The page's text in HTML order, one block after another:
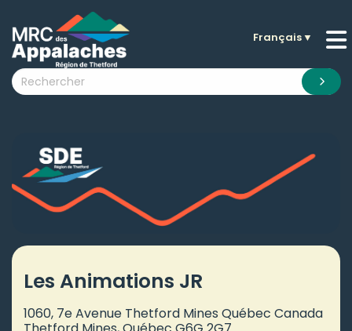
submenu (La MRC )
submenu (Citoyens )
submenu (Nouvelles )
submenu (Documentation )
Français▼
Les Animations JR
1060, 7e Avenue Thetford Mines Québec Canada